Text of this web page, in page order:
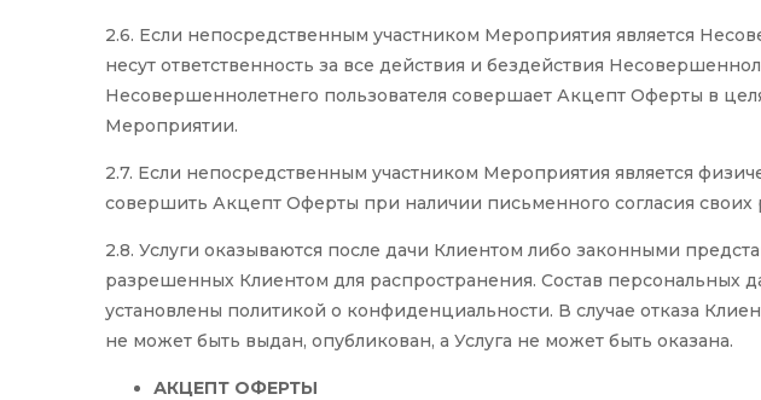
2.6. Если непосредственным участником Мероприятия является
несут ответственность за все действия и бездействия
Несовершеннолетнего пользователя совершает Акцепт Оферты в
Мероприятии.
2.7. Если непосредственным участником Мероприятия является
совершить Акцепт Оферты при наличии письменного согласия
2.8. Услуги оказываются после дачи Клиентом либо законными
разрешенных Клиентом для распространения. Состав персональных
установлены политикой о конфиденциальности. В случае отказа
не может быть выдан, опубликован, а Услуга не может быть оказана.
АКЦЕПТ ОФЕРТЫ